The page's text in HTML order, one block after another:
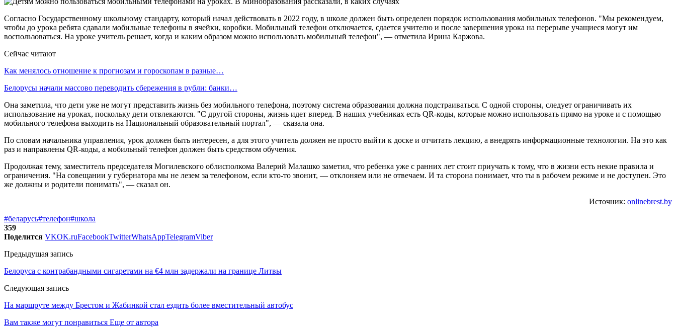
Согласно Государственному школьному стандарту, который начал действовать в 2022 году, в школе должен быть определен порядок использования мобильных телефонов. "Мы рекомендуем,
чтобы до урока ребята сдавали мобильные телефоны в ячейки, коробки. Мобильный телефон отключается, сдается учителю и после завершения урока на перерыве учащиеся могут им
воспользоваться. На уроке учитель решает, когда и каким образом можно использовать мобильный телефон", — отметила Ирина Каржова.
Сейчас читают
Как менялось отношение к прогнозам и гороскопам в разные…
Белорусы начали массово переводить сбережения в рубли: банки…
Она заметила, что дети уже не могут представить жизнь без мобильного телефона, поэтому система образования должна подстраиваться. С одной стороны, следует ограничивать их
использование на уроках, поскольку дети отвлекаются. "С другой стороны, жизнь идет вперед. В наших учебниках есть QR-коды, которые можно использовать прямо на уроке и с помощью
мобильного телефона выходить на Национальный образовательный портал", — сказала она.
По словам начальника управления, урок должен быть интересен, а для этого учитель должен не просто выйти к доске и отчитать лекцию, а внедрять информационные технологии. На это как
раз и направлены QR-коды, а мобильный телефон должен быть средством обучения.
Продолжая тему, заместитель председателя Могилевского облисполкома Валерий Малашко заметил, что ребенка уже с ранних лет стоит приучать к тому, что в жизни есть некие правила и
ограничения. "На совещании у губернатора мы не лезем за телефоном, если кто-то звонит, — отклоняем или не отвечаем. И та сторона понимает, что ты в рабочем режиме и не доступен. Это
же должны и родители понимать", — сказал он.
Источник: onlinebrest.by
#беларусь#телефон#школа
359
Поделится VKOK.ruFacebookTwitterWhatsAppTelegramViber
Предыдущая запись
Белоруса с контрабандными сигаретами на €4 млн задержали на границе Литвы
Следующая запись
На маршруте между Брестом и Жабинкой стал ездить более вместительный автобус
Вам также могут понравиться Еще от автора